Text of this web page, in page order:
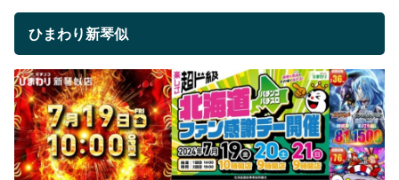
ひまわり新琴似